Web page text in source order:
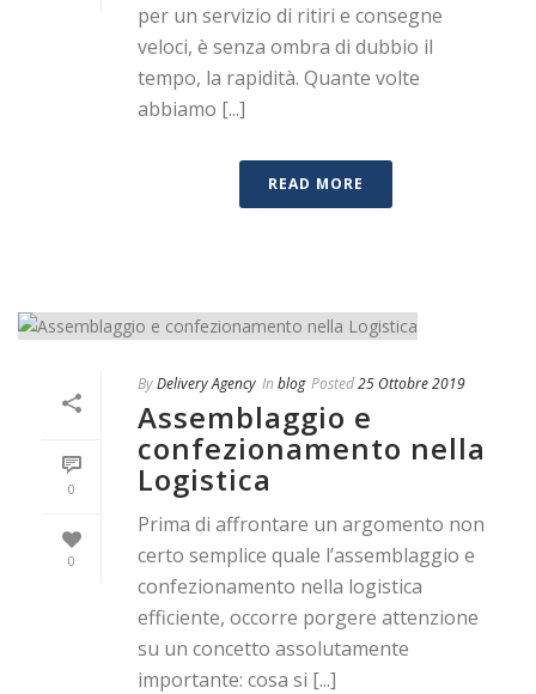
per un servizio di ritiri e consegne
veloci, è senza ombra di dubbio il
tempo, la rapidità. Quante volte
abbiamo [...]
READ MORE
0
0
ByDelivery Agency In blog Posted25 Ottobre 2019
Assemblaggio e
confezionamento nella
Logistica
Prima di affrontare un argomento non
certo semplice quale l’assemblaggio e
confezionamento nella logistica
efficiente, occorre porgere attenzione
su un concetto assolutamente
importante: cosa si [...]